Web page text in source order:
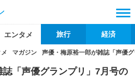
エンタメ 旅行 経済
マガジン 声優・梅原裕一郎が雑誌「声優
「声優グランプリ」7月号の